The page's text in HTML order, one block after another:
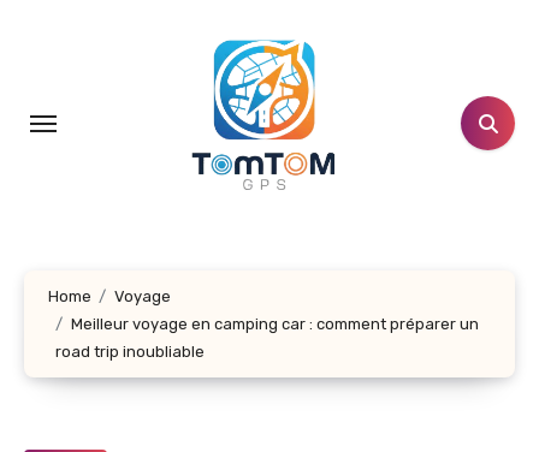
principal
Home
Voyage
Meilleur voyage en camping car : comment préparer un
road trip inoubliable